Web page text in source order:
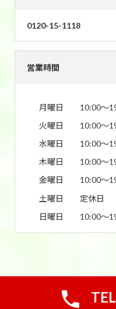
0120-15-1118
営業時間
月曜日
10:00〜
火曜日
10:00〜
水曜日
10:00〜
木曜日
10:00〜
金曜日
10:00〜
土曜日
定休日
日曜日
10:00〜
Copyright © 買取おたふく｜宇都宮